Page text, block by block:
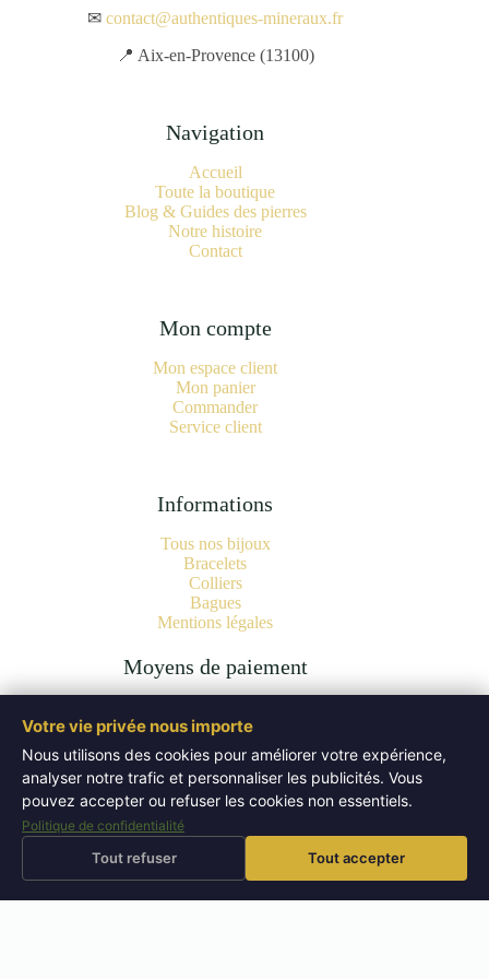
✉contact@authentiques-mineraux.fr
📍 Aix-en-Provence (13100)
Navigation
Accueil
Toute la boutique
Blog & Guides des pierres
Notre histoire
Contact
Mon compte
Mon espace client
Mon panier
Commander
Service client
Informations
Tous nos bijoux
Bracelets
Colliers
Bagues
Mentions légales
Moyens de paiement
Copyright © 2026 Bijoux Pierres Naturelles | Lithothérapie -
Authentiques Minéraux - WordPress Theme byCreative
Votre vie privée nous importe
Nous utilisons des cookies pour améliorer votre expérience,
analyser notre trafic et personnaliser les publicités. Vous
pouvez accepter ou refuser les cookies non essentiels.
Politique de confidentialité
Tout refuser Tout accepter